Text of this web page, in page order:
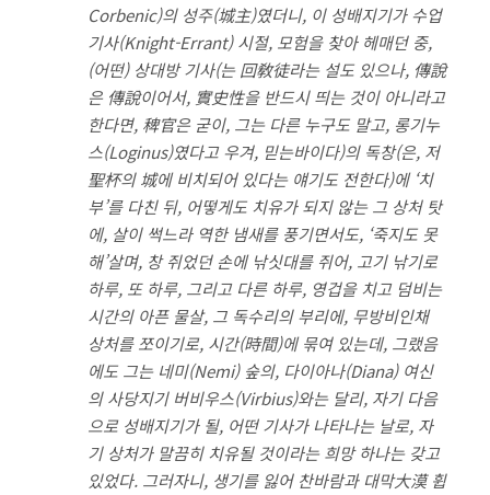
Corbenic)의 성주(城主)였더니, 이 성배지기가 수업
기사(Knight-Errant) 시절, 모험을 찾아 헤매던 중,
(어떤) 상대방 기사(는 回敎徒라는 설도 있으나, 傳說
은 傳說이어서, 實史性을 반드시 띄는 것이 아니라고
한다면, 稗官은 굳이, 그는 다른 누구도 말고, 롱기누
스(Loginus)였다고 우겨, 믿는바이다)의 독창(은, 저
聖杯의 城에 비치되어 있다는 얘기도 전한다)에 ‘치
부’를 다친 뒤, 어떻게도 치유가 되지 않는 그 상처 탓
에, 살이 썩느라 역한 냄새를 풍기면서도, ‘죽지도 못
해’살며, 창 쥐었던 손에 낚싯대를 쥐어, 고기 낚기로
하루, 또 하루, 그리고 다른 하루, 영겁을 치고 덤비는
시간의 아픈 물살, 그 독수리의 부리에, 무방비인채
상처를 쪼이기로, 시간(時間)에 묶여 있는데, 그랬음
에도 그는 네미(Nemi) 숲의, 다이아나(Diana) 여신
의 사당지기 버비우스(Virbius)와는 달리, 자기 다음
으로 성배지기가 될, 어떤 기사가 나타나는 날로, 자
기 상처가 말끔히 치유될 것이라는 희망 하나는 갖고
있었다. 그러자니, 생기를 잃어 찬바람과 대막大漠 휩